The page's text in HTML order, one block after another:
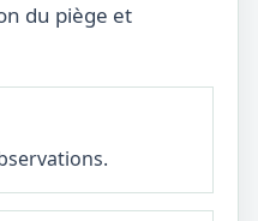
du piège et